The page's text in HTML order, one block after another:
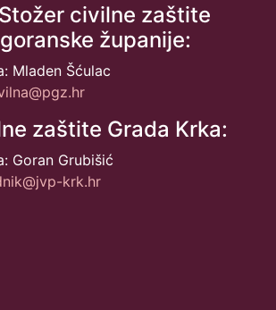
civilne zaštite
županije:
Mladen Šćulac
zaštite Grada Krka:
Goran Grubišić
krk.hr